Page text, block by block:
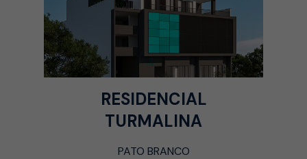
RESIDENCIAL
TURMALINA
PATO BRANCO